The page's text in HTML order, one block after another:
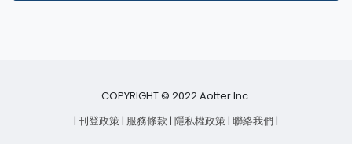
COPYRIGHT © 2022 Aotter Inc.
| 刊登政策| 服務條款 | 隱私權政策| 聯絡我們 |